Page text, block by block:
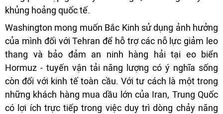
khủng hoảng quốc tế.
Washington mong muốn Bắc Kinh sử dụng ảnh hưởng
của mình đối với Tehran để hỗ trợ các nỗ lực giảm leo
thang và bảo đảm an ninh hàng hải tại eo biển
Hormuz - tuyến vận tải năng lượng có ý nghĩa sống
còn đối với kinh tế toàn cầu. Với tư cách là một trong
những khách hàng mua dầu lớn của Iran, Trung Quốc
có lợi ích trực tiếp trong việc duy trì dòng chảy năng